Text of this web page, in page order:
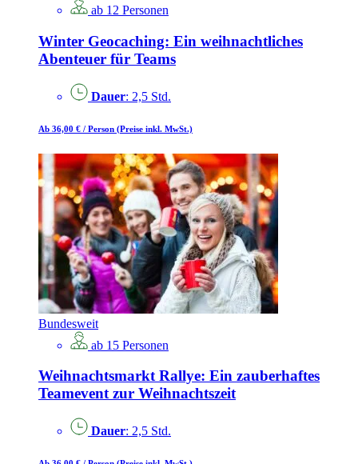
ab 12 Personen
Winter Geocaching: Ein weihnachtliches
Abenteuer für Teams
Dauer: 2,5 Std.
Ab 36,00 € / Person (Preise inkl. MwSt.)
Bundesweit
ab 15 Personen
Weihnachtsmarkt Rallye: Ein zauberhaftes
Teamevent zur Weihnachtszeit
Dauer: 2,5 Std.